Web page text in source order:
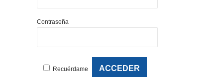
Contraseña
Recuérdame